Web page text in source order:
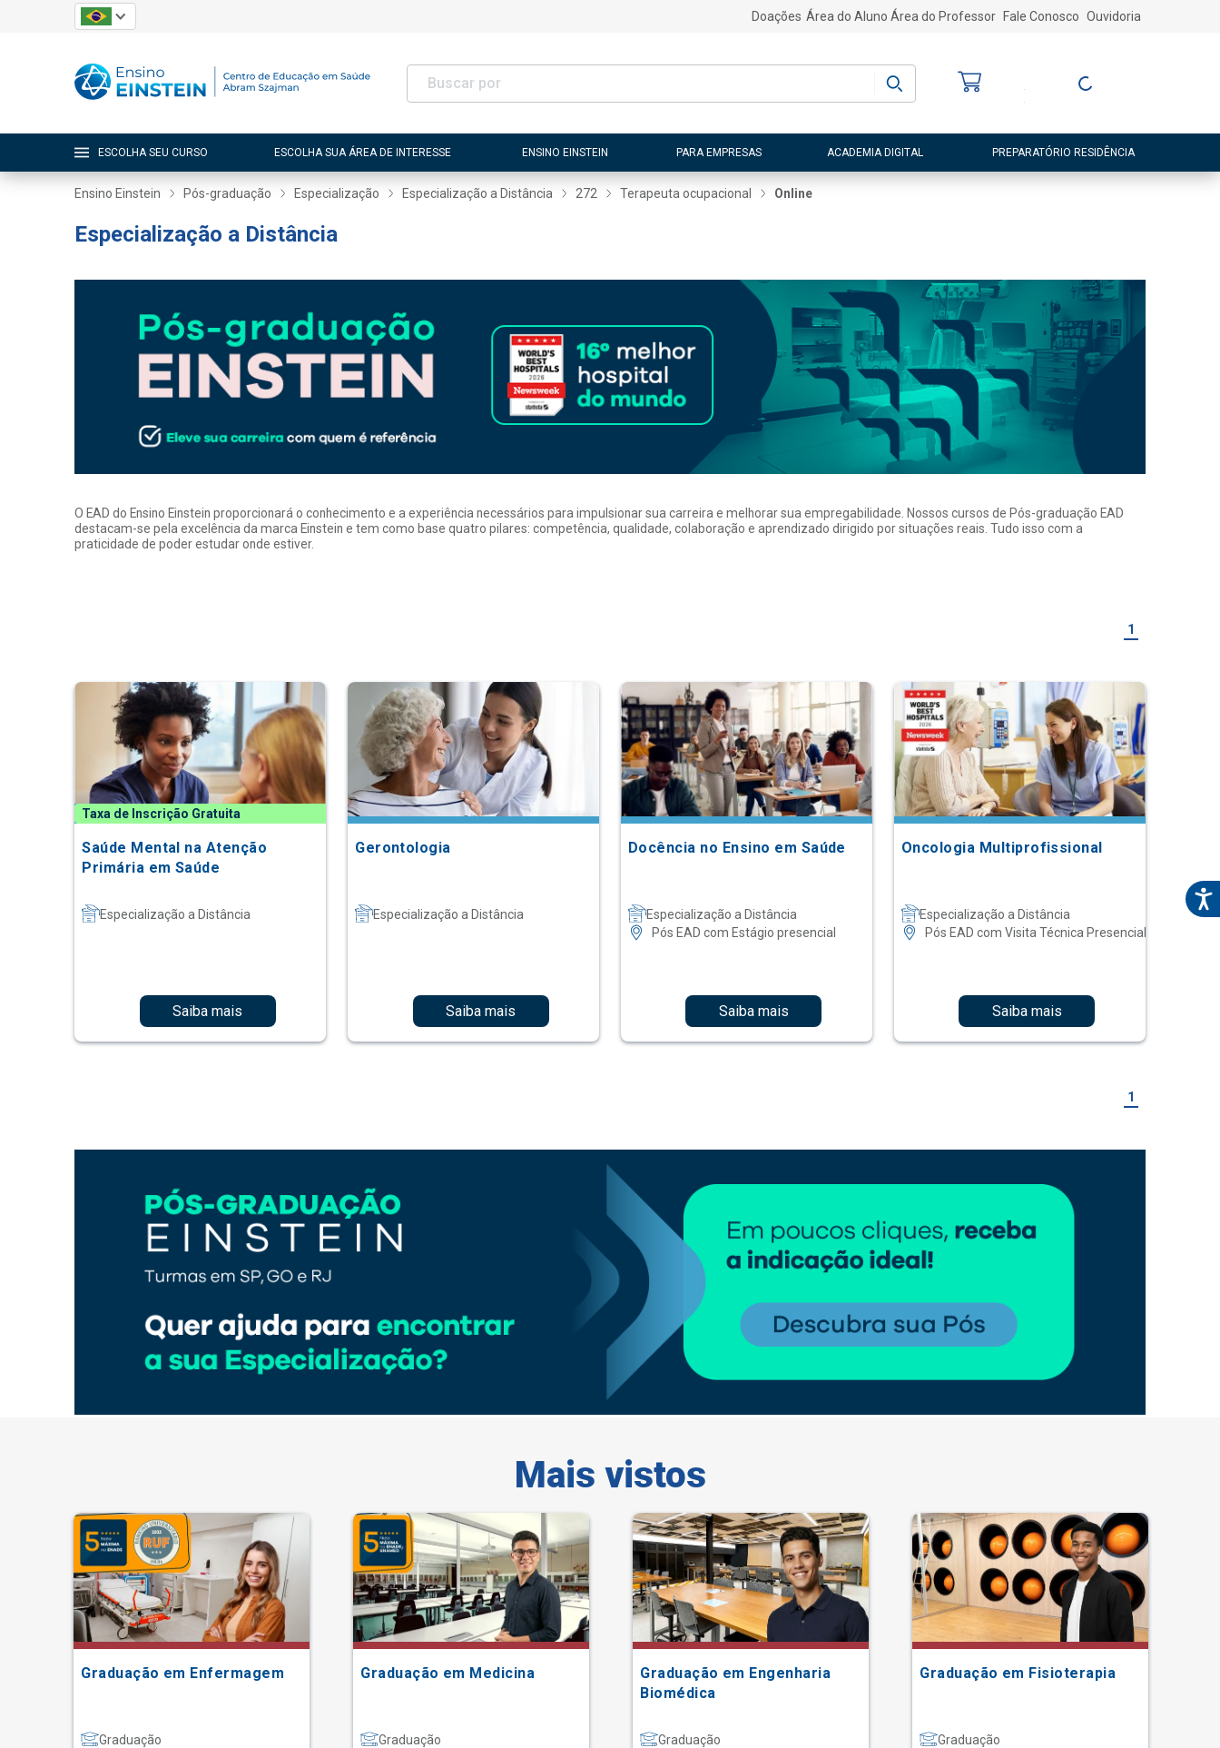
Doações Área do Aluno Área do Professor Fale Conosco Ouvidoria
Entre ou Cadastre-
ESCOLHA SEU CURSO ESCOLHA SUA ÁREA DE INTERESSE ENSINO EINSTEIN PARA EMPRESAS ACADEMIA DIGITAL PREPARATÓRIO RESIDÊNCIA
Ensino Einstein Pós-graduação Especialização Especialização a Distância 272 Terapeuta ocupacional Online
Especialização a Distância
O EAD do Ensino Einstein proporcionará o conhecimento e a experiência necessários para impulsionar sua carreira e melhorar sua empregabilidade. Nossos cursos de Pós-graduação EAD
destacam-se pela excelência da marca Einstein e tem como base quatro pilares: competência, qualidade, colaboração e aprendizado dirigido por situações reais. Tudo isso com a
praticidade de poder estudar onde estiver.
1
Taxa de Inscrição Gratuita
Saúde Mental na Atenção
Primária em Saúde
Especialização a Distância
Saiba mais
Gerontologia
Especialização a Distância
Saiba mais
Docência no Ensino em Saúde
Especialização a Distância
Pós EAD com Estágio presencial
Saiba mais
Oncologia Multiprofissional
Especialização a Distância
Pós EAD com Visita Técnica Presencial
Saiba mais
1
Mais vistos
Graduação em Enfermagem
Graduação
Graduação em Medicina
Graduação
Graduação em Engenharia
Biomédica
Graduação
Graduação em Fisioterapia
Graduação